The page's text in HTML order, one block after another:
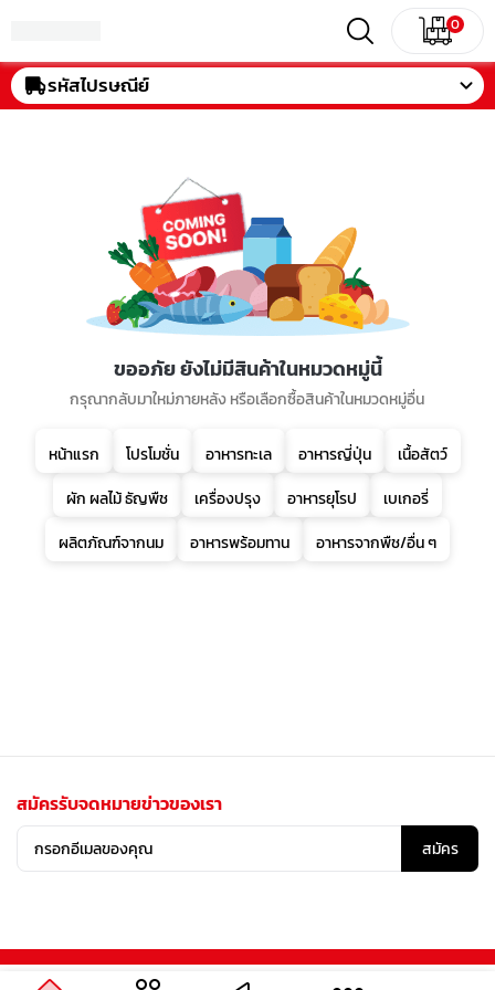
0
รหัสไปรษณีย์
ขออภัย ยังไม่มีสินค้าในหมวดหมู่นี้
กรุณากลับมาใหม่ภายหลัง หรือเลือกซื้อสินค้าในหมวดหมู่อื่น
หน้าแรก โปรโมชั่น อาหารทะเล อาหารญี่ปุ่น
เนื้อสัตว์
ผัก ผลไม้ ธัญพืช
เครื่องปรุง อาหารยุโรป
เบเกอรี่
ผลิตภัณฑ์จากนม
อาหารพร้อมทาน อาหารจากพืช/อื่น ๆ
สมัครรับจดหมายข่าวของเรา
สมัคร